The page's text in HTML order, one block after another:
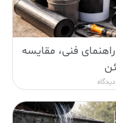
فنی، مقایسه